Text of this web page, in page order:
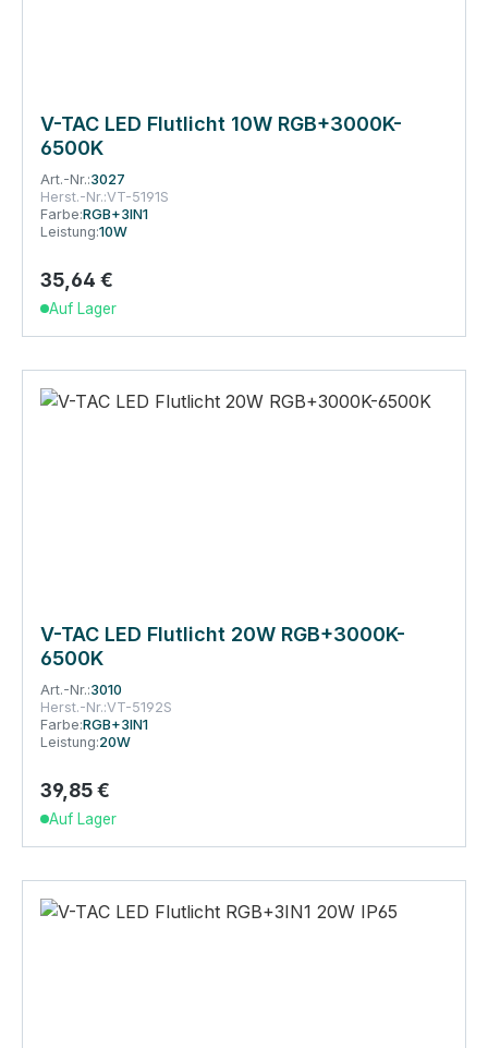
V-TAC LED Flutlicht 10W RGB+3000K-
6500K
Art.-Nr.:3027
Herst.-Nr.:VT-5191S
Farbe:RGB+3IN1
Leistung:10W
Regulärer Preis:
35,64 €
Auf Lager
V-TAC LED Flutlicht 20W RGB+3000K-
6500K
Art.-Nr.:3010
Herst.-Nr.:VT-5192S
Farbe:RGB+3IN1
Leistung:20W
Regulärer Preis:
39,85 €
Auf Lager